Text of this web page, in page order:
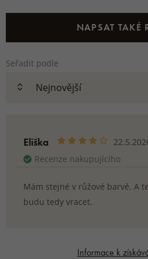
NAPSAT TAKÉ
Seřadit podle
Eliška
Recenze nakupujícího
Mám stejné v růžové barvě. A
budu tedy vracet.
Informace k